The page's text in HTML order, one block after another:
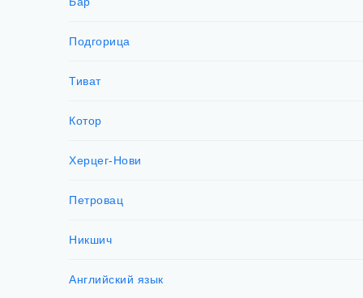
Подгорица
Тиват
Котор
Херцег-Нови
Петровац
Никшич
Английский язык